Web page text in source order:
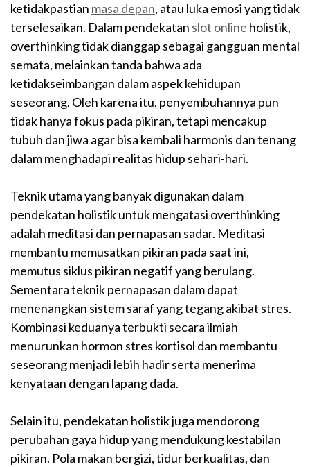
ketidakpastian masa depan, atau luka emosi yang tidak
terselesaikan. Dalam pendekatan slot online holistik,
overthinking tidak dianggap sebagai gangguan mental
semata, melainkan tanda bahwa ada
ketidakseimbangan dalam aspek kehidupan
seseorang. Oleh karena itu, penyembuhannya pun
tidak hanya fokus pada pikiran, tetapi mencakup
tubuh dan jiwa agar bisa kembali harmonis dan tenang
dalam menghadapi realitas hidup sehari-hari.
Teknik utama yang banyak digunakan dalam
pendekatan holistik untuk mengatasi overthinking
adalah meditasi dan pernapasan sadar. Meditasi
membantu memusatkan pikiran pada saat ini,
memutus siklus pikiran negatif yang berulang.
Sementara teknik pernapasan dalam dapat
menenangkan sistem saraf yang tegang akibat stres.
Kombinasi keduanya terbukti secara ilmiah
menurunkan hormon stres kortisol dan membantu
seseorang menjadi lebih hadir serta menerima
kenyataan dengan lapang dada.
Selain itu, pendekatan holistik juga mendorong
perubahan gaya hidup yang mendukung kestabilan
pikiran. Pola makan bergizi, tidur berkualitas, dan